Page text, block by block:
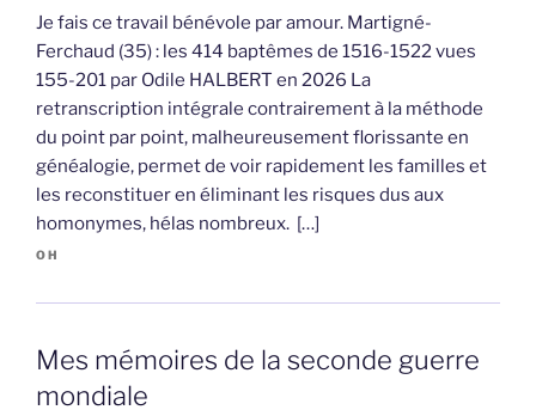
Je fais ce travail bénévole par amour. Martigné-
Ferchaud (35) : les 414 baptêmes de 1516-1522 vues
155-201 par Odile HALBERT en 2026 La
retranscription intégrale contrairement à la méthode
du point par point, malheureusement florissante en
généalogie, permet de voir rapidement les familles et
les reconstituer en éliminant les risques dus aux
homonymes, hélas nombreux. […]
OH
Mes mémoires de la seconde guerre
mondiale